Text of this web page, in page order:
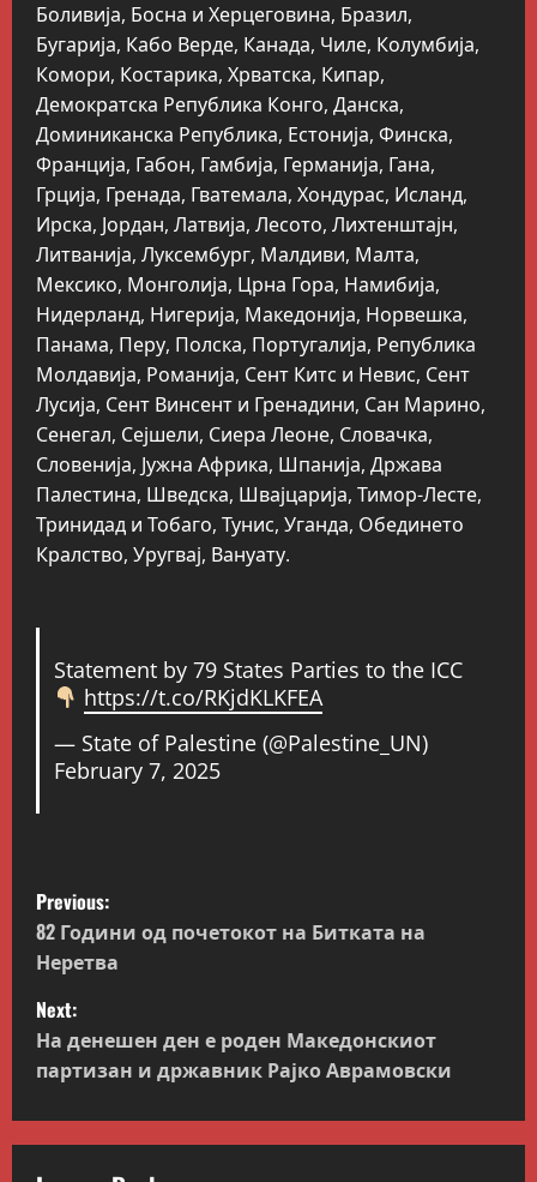
Боливија, Босна и Херцеговина, Бразил,
Бугарија, Кабо Верде, Канада, Чиле, Колумбија,
Комори, Костарика, Хрватска, Кипар,
Демократска Република Конго, Данска,
Доминиканска Република, Естонија, Финска,
Франција, Габон, Гамбија, Германија, Гана,
Грција, Гренада, Гватемала, Хондурас, Исланд,
Ирска, Јордан, Латвија, Лесото, Лихтенштајн,
Литванија, Луксембург, Малдиви, Малта,
Мексико, Монголија, Црна Гора, Намибија,
Нидерланд, Нигерија, Македонија, Норвешка,
Панама, Перу, Полска, Португалија, Република
Молдавија, Романија, Сент Китс и Невис, Сент
Лусија, Сент Винсент и Гренадини, Сан Марино,
Сенегал, Сејшели, Сиера Леоне, Словачка,
Словенија, Јужна Африка, Шпанија, Држава
Палестина, Шведска, Швајцарија, Тимор-Лесте,
Тринидад и Тобаго, Тунис, Уганда, Обединето
Кралство, Уругвај, Вануату.
Statement by 79 States Parties to the ICC
https://t.co/RKjdKLKFEA
— State of Palestine (@Palestine_UN)
February 7, 2025
P
o
s
t
n
a
Previous:
82 Години од почетокот на Битката на
Неретва
Next:
На денешен ден е роден Македонскиот
партизан и државник Рајко Аврамовски